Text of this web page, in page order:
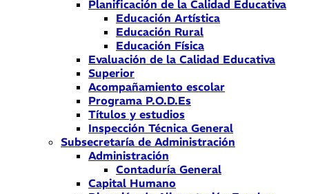
Planificación de la Calidad Educativa
Educación Artística
Educación Rural
Educación Física
Evaluación de la Calidad Educativa
Superior
Acompañamiento escolar
Programa P.O.D.Es
Títulos y estudios
Inspección Técnica General
Subsecretaría de Administración
Administración
Contaduría General
Capital Humano